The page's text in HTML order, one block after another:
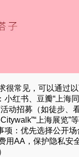
很常见，可以通过
红书、豆瓣“上海
动招募（如徒步、
上海展览”
项：优先选择公开
用AA，保护隐私安